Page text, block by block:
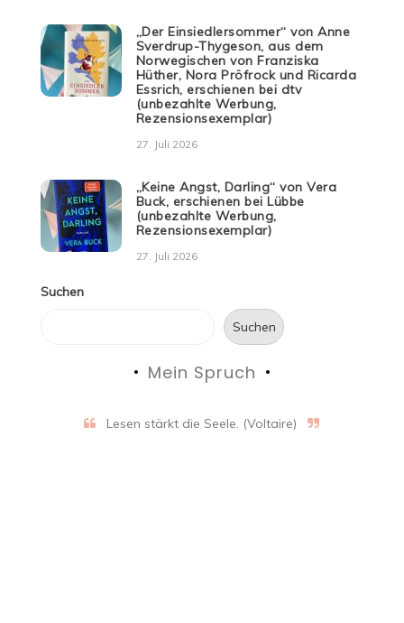
„Der Einsiedlersommer“ von Anne
Sverdrup-Thygeson, aus dem
Norwegischen von Franziska
Hüther, Nora Pröfrock und Ricarda
Essrich, erschienen bei dtv
(unbezahlte Werbung,
Rezensionsexemplar)
27. Juli 2026
„Keine Angst, Darling“ von Vera
Buck, erschienen bei Lübbe
(unbezahlte Werbung,
Rezensionsexemplar)
27. Juli 2026
Suchen
Suchen
Mein Spruch
Lesen stärkt die Seele. (Voltaire)